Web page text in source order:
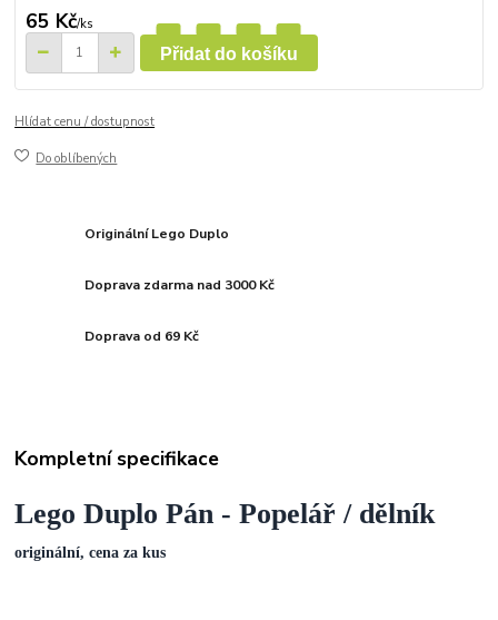
65 Kč/ks
Přidat do košíku
Hlídat cenu / dostupnost
Do oblíbených
Originální Lego Duplo
Doprava zdarma nad 3000 Kč
Doprava od 69 Kč
Kompletní specifikace
Lego Duplo Pán - Popelář / dělník
originální, cena za kus